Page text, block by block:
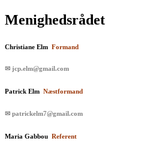
Menighedsrådet
Christiane Elm Formand
✉ jcp.elm@gmail.com
Patrick Elm Næstformand
✉ patrickelm7@gmail.com
Maria Gabbou Referent